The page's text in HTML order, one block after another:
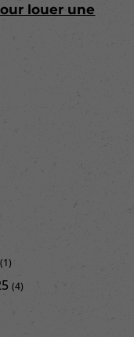
(1)
(4)
louer une